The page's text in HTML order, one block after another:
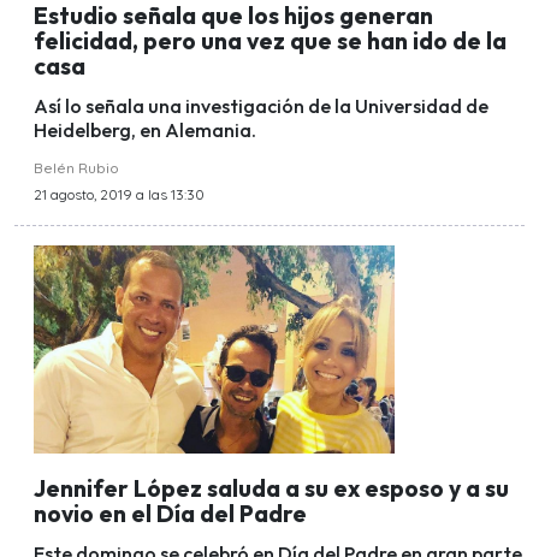
Estudio señala que los hijos generan
felicidad, pero una vez que se han ido de la
casa
Así lo señala una investigación de la Universidad de
Heidelberg, en Alemania.
Belén Rubio
21 agosto, 2019 a las 13:30
Jennifer López saluda a su ex esposo y a su
novio en el Día del Padre